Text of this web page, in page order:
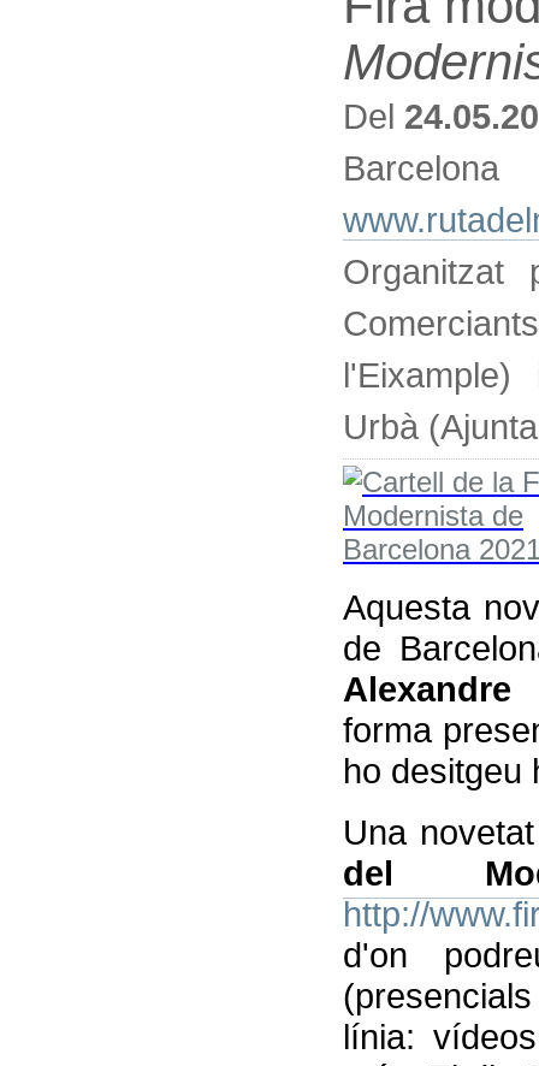
Del
Barcelona
Organitzat
Urbà
Aquesta
de
forma
ho desitgeu
Una
del
http://
d'on
línia: